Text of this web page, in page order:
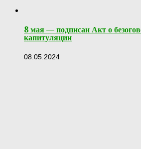
8 мая — подписан Акт о
капитуляции
08.05.2024